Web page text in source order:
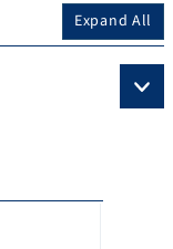
Expand All